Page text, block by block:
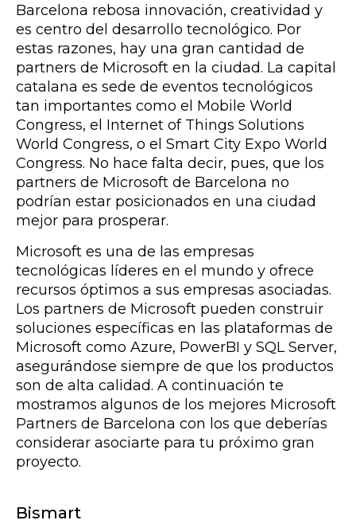
Barcelona rebosa innovación, creatividad y
es centro del desarrollo tecnológico. Por
estas razones, hay una gran cantidad de
partners de Microsoft en la ciudad. La capital
catalana es sede de eventos tecnológicos
tan importantes como el Mobile World
Congress, el Internet of Things Solutions
World Congress, o el Smart City Expo World
Congress. No hace falta decir, pues, que los
partners de Microsoft de Barcelona no
podrían estar posicionados en una ciudad
mejor para prosperar.
Microsoft es una de las empresas
tecnológicas líderes en el mundo y ofrece
recursos óptimos a sus empresas asociadas.
Los partners de Microsoft pueden construir
soluciones específicas en las plataformas de
Microsoft como Azure, PowerBI y SQL Server,
asegurándose siempre de que los productos
son de alta calidad. A continuación te
mostramos algunos de los mejores Microsoft
Partners de Barcelona con los que deberías
considerar asociarte para tu próximo gran
proyecto.
Bismart